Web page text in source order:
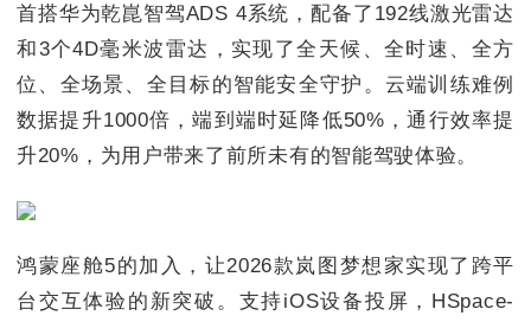
首搭华为乾崑智驾ADS 4系统，配备了192线激光雷达
和3个4D毫米波雷达，实现了全天候、全时速、全方
位、全场景、全目标的智能安全守护。云端训练难例
数据提升1000倍，端到端时延降低50%，通行效率提
升20%，为用户带来了前所未有的智能驾驶体验。
鸿蒙座舱5的加入，让2026款岚图梦想家实现了跨平
台交互体验的新突破。支持iOS设备投屏，HSpace-